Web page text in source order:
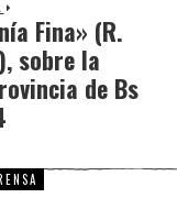
Fina» (R.
sobre la
de Bs